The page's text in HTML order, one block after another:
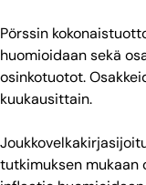
Pörssin
huomioidaan sekä
osinkotuotot.
kuukausittain.
tutkimuksen mukaan